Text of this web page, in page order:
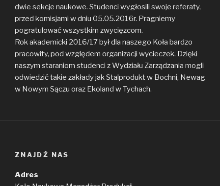
dwie sekcje naukowe. Studenci wygłosili swoje referaty,
przed komisjami w dniu 05.05.2016r. Pragniemy
pogratulować wszystkim zwycięzcom.
Rok akademicki 2016/17 był dla naszego Koła bardzo
pracowity, pod względem organizacji wycieczek. Dzięki
naszym staraniom studenci z Wydziału Zarządzania mogli
odwiedzić takie zakłady jak Stalprodukt w Bochni, Newag
w Nowym Sączu oraz Ekoland w Tychach.
ZNAJDŹ NAS
Adres